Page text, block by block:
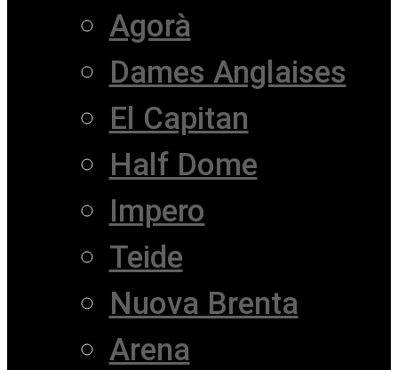
Agorà
Dames Anglaises
El Capitan
Half Dome
Impero
Teide
Nuova Brenta
Arena